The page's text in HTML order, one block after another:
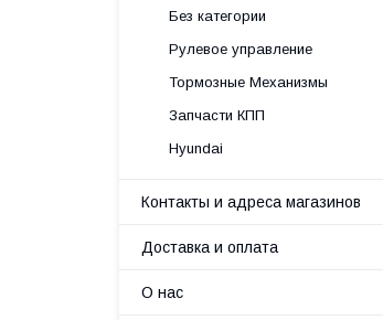
Без категории
Рулевое управление
Тормозные Механизмы
Запчасти КПП
Hyundai
Контакты и адреса магазинов
Доставка и оплата
О нас